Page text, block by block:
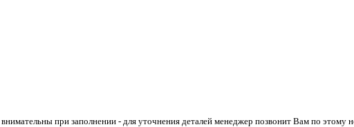
при заполнении - для уточнения деталей менеджер позвонит Вам по этому